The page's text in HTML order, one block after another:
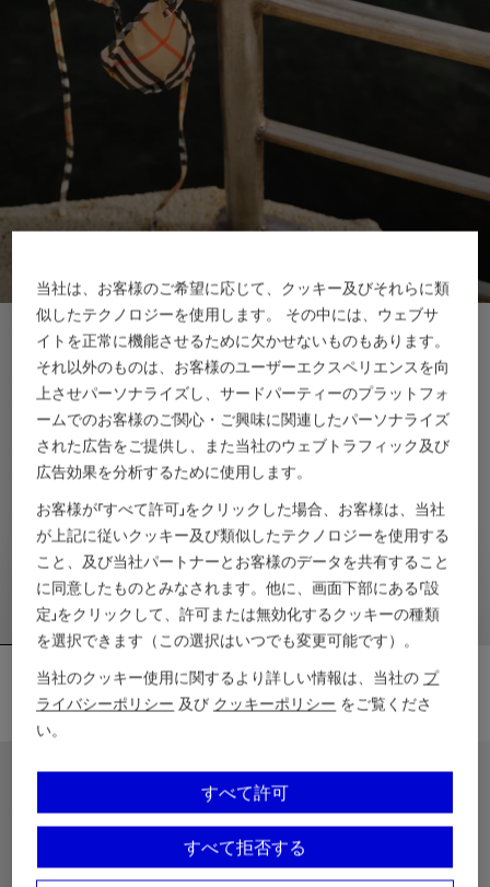
新着アイテム
チェックトリム ビキニトップ
￥38,500
チェックトリム ビキニトップ, ￥38,500
新着アイテム
チェックトリム ビキニブリーフ
￥34,100
当社は、お客様のご希望に応じて、クッキー及びそれらに類
似したテクノロジーを使用します。 その中には、ウェブサ
イトを正常に機能させるために欠かせないものもあります。
それ以外のものは、お客様のユーザーエクスペリエンスを向
上させパーソナライズし、サードパーティーのプラットフォ
ームでのお客様のご関心・ご興味に関連したパーソナライズ
された広告をご提供し、また当社のウェブトラフィック及び
広告効果を分析するために使用します。
お客様が「すべて許可」をクリックした場合、お客様は、当社
が上記に従いクッキー及び類似したテクノロジーを使用する
こと、及び当社パートナーとお客様のデータを共有すること
に同意したものとみなされます。他に、画面下部にある「設
定」をクリックして、許可または無効化するクッキーの種類
を選択できます（この選択はいつでも変更可能です）。
当社のクッキー使用に関するより詳しい情報は、当社の プ
ライバシーポリシー 及び クッキーポリシー をご覧くださ
い。
すべて拒否する
すべて許可